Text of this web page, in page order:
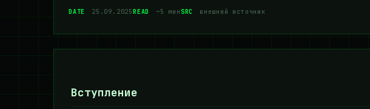
DATE 25.09.2025READ ~5 минSRC внешний источник
Вступление